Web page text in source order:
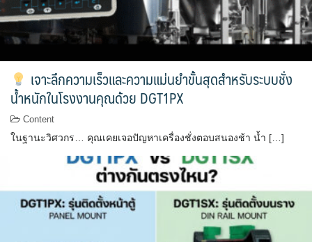
เจาะลึกความเร็วและความแม่นยำขั้นสุดสำหรับระบบชั่ง
น้ำหนักในโรงงานคุณด้วย DGT1PX
Content
ในฐานะวิศวกร… คุณเคยเจอปัญหาเครื่องชั่งตอบสนองช้า น้ำ […]